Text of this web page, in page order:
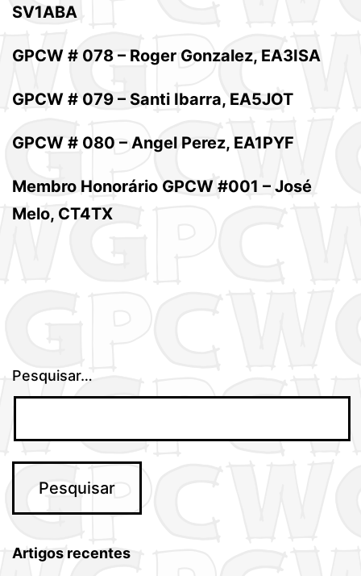
SV1ABA
GPCW # 078 – Roger Gonzalez, EA3ISA
GPCW # 079 – Santi Ibarra, EA5JOT
GPCW # 080 – Angel Perez, EA1PYF
Membro Honorário GPCW #001 – José
Melo, CT4TX
Pesquisar…
Artigos recentes